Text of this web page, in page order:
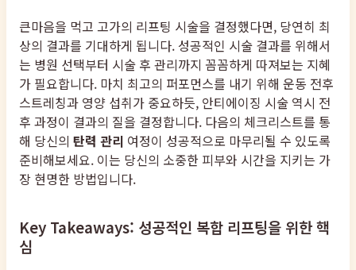
큰마음을 먹고 고가의 리프팅 시술을 결정했다면, 당연히 최
상의 결과를 기대하게 됩니다. 성공적인 시술 결과를 위해서
는 병원 선택부터 시술 후 관리까지 꼼꼼하게 따져보는 지혜
가 필요합니다. 마치 최고의 퍼포먼스를 내기 위해 운동 전후
스트레칭과 영양 섭취가 중요하듯, 안티에이징 시술 역시 전
후 과정이 결과의 질을 결정합니다. 다음의 체크리스트를 통
해 당신의 탄력 관리 여정이 성공적으로 마무리될 수 있도록
준비해보세요. 이는 당신의 소중한 피부와 시간을 지키는 가
장 현명한 방법입니다.
Key Takeaways: 성공적인 복합 리프팅을 위한 핵
심